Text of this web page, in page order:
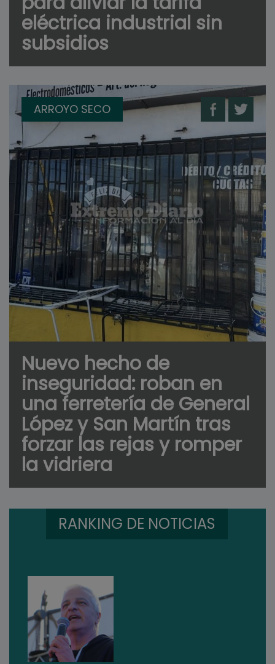
eléctrica industrial sin
subsidios
ARROYO SECO
Nuevo hecho de
inseguridad: roban en
una ferretería de General
López y San Martín tras
forzar las rejas y romper
la vidriera
RANKING DE NOTICIAS